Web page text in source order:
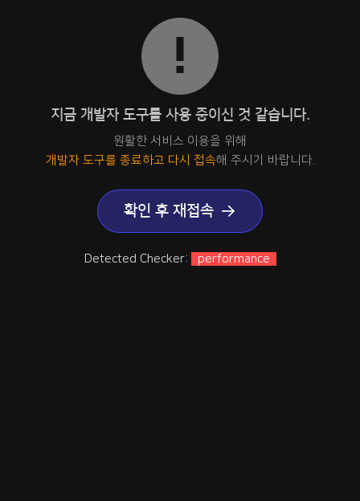
지금 개발자 도구를 사용 중이신 것 같습니다.
원활한 서비스 이용을 위해
개발자 도구를 종료하고 다시 접속해 주시기 바랍니다.
확인 후 재접속
Detected Checker: performance